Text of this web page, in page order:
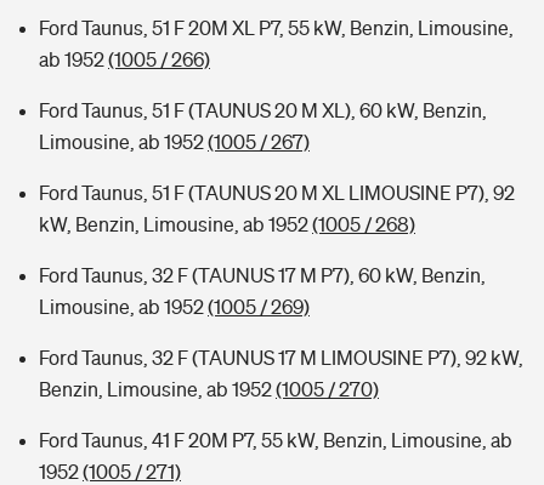
Ford Taunus, 51 F 20M XL P7, 55 kW, Benzin, Limousine,
ab 1952(1005 / 266)
Ford Taunus, 51 F (TAUNUS 20 M XL), 60 kW, Benzin,
Limousine, ab 1952(1005 / 267)
Ford Taunus, 51 F (TAUNUS 20 M XL LIMOUSINE P7), 92
kW, Benzin, Limousine, ab 1952(1005 / 268)
Ford Taunus, 32 F (TAUNUS 17 M P7), 60 kW, Benzin,
Limousine, ab 1952(1005 / 269)
Ford Taunus, 32 F (TAUNUS 17 M LIMOUSINE P7), 92 kW,
Benzin, Limousine, ab 1952(1005 / 270)
Ford Taunus, 41 F 20M P7, 55 kW, Benzin, Limousine, ab
1952(1005 / 271)